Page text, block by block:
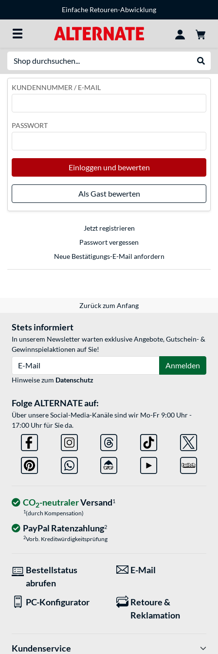
Einfache Retouren-Abwicklung
KUNDENNUMMER / E-MAIL
PASSWORT
Einloggen und bewerten
Als Gast bewerten
Jetzt registrieren
Passwort vergessen
Neue Bestätigungs-E-Mail anfordern
Zurück zum Anfang
Stets informiert
In unserem Newsletter warten exklusive Angebote, Gutschein- &
Gewinnspielaktionen auf Sie!
Anmelden
Hinweise zum Datenschutz
Folge ALTERNATE auf:
Über unsere Social-Media-Kanäle sind wir Mo-Fr 9:00 Uhr -
17:00 Uhr für Sie da.
CO2-neutralerVersand1
1(durch Kompensation)
PayPal Ratenzahlung2
2Vorb. Kreditwürdigkeitsprüfung
Bestellstatus
abrufen
E-Mail
PC-Konfigurator
Retoure &
Reklamation
Kundenservice